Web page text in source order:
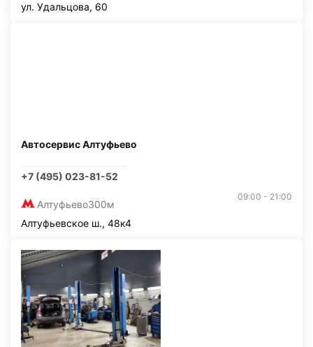
ул. Удальцова, 60
Автосервис Алтуфьево
+7 (495) 023-81-52
Алтуфьево300м
09:00 - 21:00
Алтуфьевское ш., 48к4